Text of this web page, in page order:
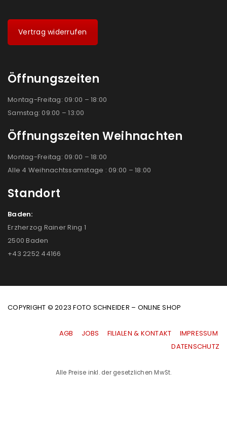
Vertrag widerrufen
Öffnungszeiten
Montag-Freitag: 09:00 – 18:00
Samstag: 09:00 – 13:00
Öffnungszeiten Weihnachten
Montag-Freitag: 09:00 – 18:00
Alle 4 Weihnachtssamstage : 09:00 – 18:00
Standort
Baden:
Erzherzog Rainer Ring 1
2500 Baden
+43 2252 44166
COPYRIGHT © 2023 FOTO SCHNEIDER – ONLINE SHOP
AGB JOBS FILIALEN & KONTAKT
IMPRESSUM
|DATENSCHUTZ
Alle Preise inkl. der gesetzlichen MwSt.